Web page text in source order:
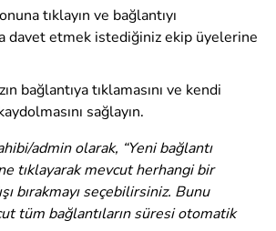
tıklayın ve bağlantıyı
davet etmek istediğiniz ekip üyelerine
bağlantıya tıklamasını ve kendi
sağlayın.
admin olarak, “Yeni bağlantı
tıklayarak mevcut herhangi bir
bırakmayı seçebilirsiniz. Bunu
tüm bağlantıların süresi otomatik